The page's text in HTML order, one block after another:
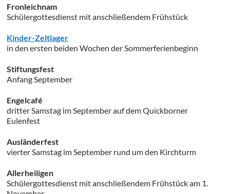
Fronleichnam
Schülergottesdienst mit anschließendem Frühstück
Kinder-Zeltlager
in den ersten beiden Wochen der Sommerferienbeginn
Stiftungsfest
Anfang September
Engelcafé
dritter Samstag im September auf dem Quickborner
Eulenfest
Ausländerfest
vierter Samstag im September rund um den Kirchturm
Allerheiligen
Schülergottesdienst mit anschließendem Frühstück am 1.